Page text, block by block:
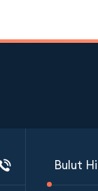
Bulut